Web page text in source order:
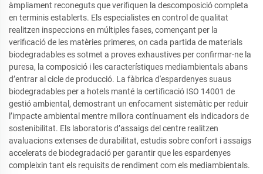
àmpliament reconeguts que verifiquen la descomposició completa
en terminis establerts. Els especialistes en control de qualitat
realitzen inspeccions en múltiples fases, començant per la
verificació de les matèries primeres, on cada partida de materials
biodegradables es sotmet a proves exhaustives per confirmar-ne la
puresa, la composició i les característiques mediambientals abans
d’entrar al cicle de producció. La fàbrica d'espardenyes suaus
biodegradables per a hotels manté la certificació ISO 14001 de
gestió ambiental, demostrant un enfocament sistemàtic per reduir
l’impacte ambiental mentre millora contínuament els indicadors de
sostenibilitat. Els laboratoris d’assaigs del centre realitzen
avaluacions extenses de durabilitat, estudis sobre confort i assaigs
accelerats de biodegradació per garantir que les espardenyes
compleixin tant els requisits de rendiment com els mediambientals.